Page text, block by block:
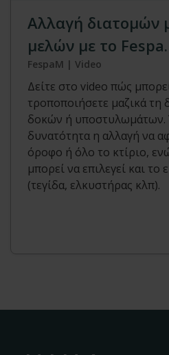
Αλλαγή διατομών
μελών με το Fespa.
FespaM | Video
Δείτε στο video πώς
τροποποιήσετε μαζικά τη
δοκών ή υποστυλωμάτων.
δυνατότητα η αλλαγή να
όροφο ή όλο το κτίριο,
μπορεί να επιλεγεί και το
(τεγίδα, ελκυστήρας κλπ).